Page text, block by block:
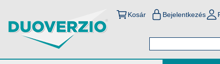
Kosár Bejelentkezés